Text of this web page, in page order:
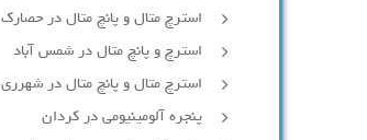
استرچ متال و پانچ متال در حصارك
استرچ و پانچ متال در شمس آباد
استرچ متال و پانچ متال در شهرری
پنجره آلومینیومی در کردان